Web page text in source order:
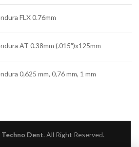
FLX 0.76mm
AT 0.38mm (.015″)x125mm
0,625 mm, 0,76 mm, 1 mm
Techno Dent. All Right Reserved.